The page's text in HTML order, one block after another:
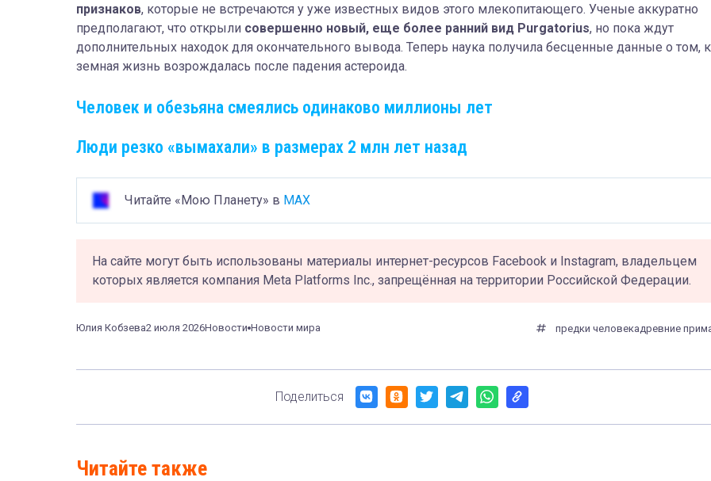
признаков, которые не встречаются у уже известных видов этого млекопитающего. Ученые аккуратно
предполагают, что открыли совершенно новый, еще более ранний вид Purgatorius, но пока ждут
дополнительных находок для окончательного вывода. Теперь наука получила бесценные данные о том,
земная жизнь возрождалась после падения астероида.
Человек и обезьяна смеялись одинаково миллионы лет
Люди резко «вымахали» в размерах 2 млн лет назад
Читайте «Мою Планету» в MAX
На сайте могут быть использованы материалы интернет-ресурсов Facebook и Instagram, владельцем
которых является компания Meta Platforms Inc., запрещённая на территории Российской Федерации.
Юлия Кобзева2 июля 2026Новости Новости мира предки человекадревние
Поделиться
Читайте также